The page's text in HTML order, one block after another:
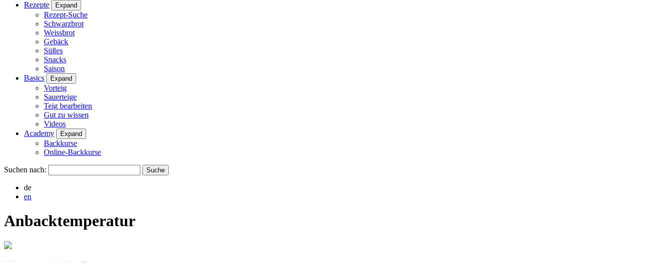
Rezepte
Expand
Rezept-Suche
Schwarzbrot
Weissbrot
Gebäck
Süßes
Snacks
Saison
Basics
Expand
Vorteig
Sauerteige
Teig bearbeiten
Gut zu wissen
Videos
Academy
Expand
Backkurse
Online-Backkurse
Suchen nach:
de
en
Anbacktemperatur